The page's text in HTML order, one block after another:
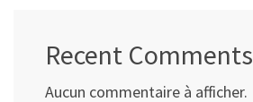
Recent Comments
Aucun commentaire à afficher.